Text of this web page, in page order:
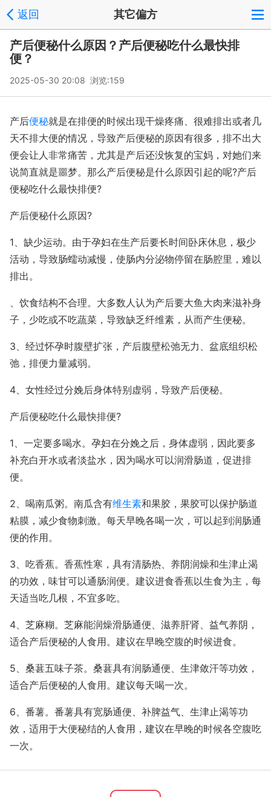
返回 其它偏方
产后便秘什么原因？产后便秘吃什么最快排
便？
2025-05-30 20:08 浏览:159
产后便秘就是在排便的时候出现干燥疼痛、很难排出或者几
天不排大便的情况，导致产后便秘的原因有很多，排不出大
便会让人非常痛苦，尤其是产后还没恢复的宝妈，对她们来
说简直就是噩梦。那么产后便秘是什么原因引起的呢?产后
便秘吃什么最快排便?
产后便秘什么原因?
1、缺少运动。由于孕妇在生产后要长时间卧床休息，极少
活动，导致肠蠕动减慢，使肠内分泌物停留在肠腔里，难以
排出。
、饮食结构不合理。大多数人认为产后要大鱼大肉来滋补身
子，少吃或不吃蔬菜，导致缺乏纤维素，从而产生便秘。
3、经过怀孕时腹壁扩张，产后腹壁松弛无力、盆底组织松
弛，排便力量减弱。
4、女性经过分娩后身体特别虚弱，导致产后便秘。
产后便秘吃什么最快排便?
1、一定要多喝水。孕妇在分娩之后，身体虚弱，因此要多
补充白开水或者淡盐水，因为喝水可以润滑肠道，促进排
便。
2、喝南瓜粥。南瓜含有维生素和果胶，果胶可以保护肠道
粘膜，减少食物刺激。每天早晚各喝一次，可以起到润肠通
便的作用。
3、吃香蕉。香蕉性寒，具有清肠热、养阴润燥和生津止渴
的功效，味甘可以通肠润便。建议进食香蕉以生食为主，每
天适当吃几根，不宜多吃。
4、芝麻糊。芝麻能润燥滑肠通便、滋养肝肾、益气养阴，
适合产后便秘的人食用。建议在早晚空腹的时候进食。
5、桑葚五味子茶。桑葚具有润肠通便、生津敛汗等功效，
适合产后便秘的人食用。建议每天喝一次。
6、番薯。番薯具有宽肠通便、补脾益气、生津止渴等功
效，适用于大便秘结的人食用，建议在早晚的时候各空腹吃
一次。